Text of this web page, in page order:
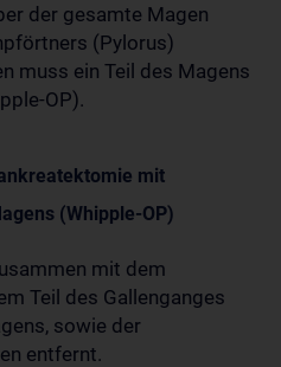
der gesamte Magen
(Pylorus)
muss ein Teil des Magens
OP).
mit
(Whipple-OP)
mit dem
Teil des Gallenganges
sowie der
entfernt.